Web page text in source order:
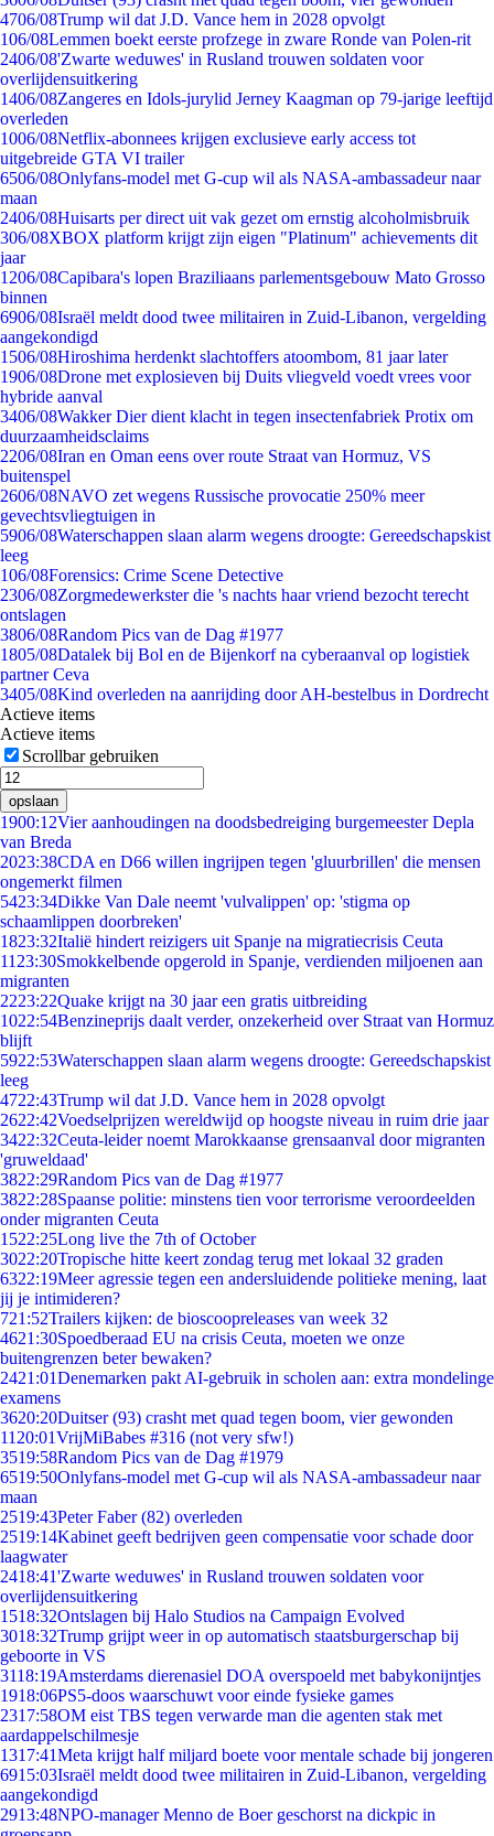
4706/08Trump wil dat J.D. Vance hem in 2028 opvolgt
106/08Lemmen boekt eerste profzege in zware Ronde van Polen-rit
2406/08'Zwarte weduwes' in Rusland trouwen soldaten voor
overlijdensuitkering
1406/08Zangeres en Idols-jurylid Jerney Kaagman op 79-jarige leeftijd
overleden
1006/08Netflix-abonnees krijgen exclusieve early access tot
uitgebreide GTA VI trailer
6506/08Onlyfans-model met G-cup wil als NASA-ambassadeur naar
maan
2406/08Huisarts per direct uit vak gezet om ernstig alcoholmisbruik
306/08XBOX platform krijgt zijn eigen "Platinum" achievements dit
jaar
1206/08Capibara's lopen Braziliaans parlementsgebouw Mato Grosso
binnen
6906/08Israël meldt dood twee militairen in Zuid-Libanon, vergelding
aangekondigd
1506/08Hiroshima herdenkt slachtoffers atoombom, 81 jaar later
1906/08Drone met explosieven bij Duits vliegveld voedt vrees voor
hybride aanval
3406/08Wakker Dier dient klacht in tegen insectenfabriek Protix om
duurzaamheidsclaims
2206/08Iran en Oman eens over route Straat van Hormuz, VS
buitenspel
2606/08NAVO zet wegens Russische provocatie 250% meer
gevechtsvliegtuigen in
5906/08Waterschappen slaan alarm wegens droogte: Gereedschapskist
leeg
106/08Forensics: Crime Scene Detective
2306/08Zorgmedewerkster die 's nachts haar vriend bezocht terecht
ontslagen
3806/08Random Pics van de Dag #1977
1805/08Datalek bij Bol en de Bijenkorf na cyberaanval op logistiek
partner Ceva
3405/08Kind overleden na aanrijding door AH-bestelbus in Dordrecht
Actieve items
Actieve items
Scrollbar gebruiken
opslaan
1900:12Vier aanhoudingen na doodsbedreiging burgemeester Depla
van Breda
2023:38CDA en D66 willen ingrijpen tegen 'gluurbrillen' die mensen
ongemerkt filmen
5423:34Dikke Van Dale neemt 'vulvalippen' op: 'stigma op
schaamlippen doorbreken'
1823:32Italië hindert reizigers uit Spanje na migratiecrisis Ceuta
11 23:30Smokkelbende opgerold in Spanje, verdienden miljoenen aan
migranten
2223:22Quake krijgt na 30 jaar een gratis uitbreiding
1022:54Benzineprijs daalt verder, onzekerheid over Straat van Hormuz
blijft
5922:53Waterschappen slaan alarm wegens droogte: Gereedschapskist
leeg
4722:43Trump wil dat J.D. Vance hem in 2028 opvolgt
2622:42Voedselprijzen wereldwijd op hoogste niveau in ruim drie jaar
3422:32Ceuta-leider noemt Marokkaanse grensaanval door migranten
'gruweldaad'
3822:29Random Pics van de Dag #1977
3822:28Spaanse politie: minstens tien voor terrorisme veroordeelden
onder migranten Ceuta
1522:25Long live the 7th of October
3022:20Tropische hitte keert zondag terug met lokaal 32 graden
6322:19Meer agressie tegen een andersluidende politieke mening, laat
jij je intimideren?
721:52Trailers kijken: de bioscoopreleases van week 32
4621:30Spoedberaad EU na crisis Ceuta, moeten we onze
buitengrenzen beter bewaken?
2421:01Denemarken pakt AI-gebruik in scholen aan: extra mondelinge
examens
3620:20Duitser (93) crasht met quad tegen boom, vier gewonden
11 20:01VrijMiBabes #316 (not very sfw!)
3519:58Random Pics van de Dag #1979
6519:50Onlyfans-model met G-cup wil als NASA-ambassadeur naar
maan
2519:43Peter Faber (82) overleden
2519:14Kabinet geeft bedrijven geen compensatie voor schade door
laagwater
2418:41'Zwarte weduwes' in Rusland trouwen soldaten voor
overlijdensuitkering
1518:32Ontslagen bij Halo Studios na Campaign Evolved
3018:32Trump grijpt weer in op automatisch staatsburgerschap bij
geboorte in VS
3118:19Amsterdams dierenasiel DOA overspoeld met babykonijntjes
1918:06PS5-doos waarschuwt voor einde fysieke games
2317:58OM eist TBS tegen verwarde man die agenten stak met
aardappelschilmesje
1317:41Meta krijgt half miljard boete voor mentale schade bij jongeren
6915:03Israël meldt dood twee militairen in Zuid-Libanon, vergelding
aangekondigd
2913:48NPO-manager Menno de Boer geschorst na dickpic in